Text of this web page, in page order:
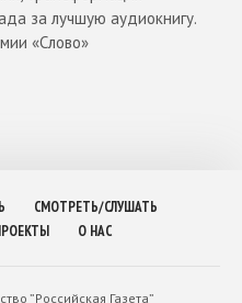
за лучшую аудиокнигу.
«Слово»
СМОТРЕТЬ/СЛУШАТЬ
О НАС
”Российская Газета”